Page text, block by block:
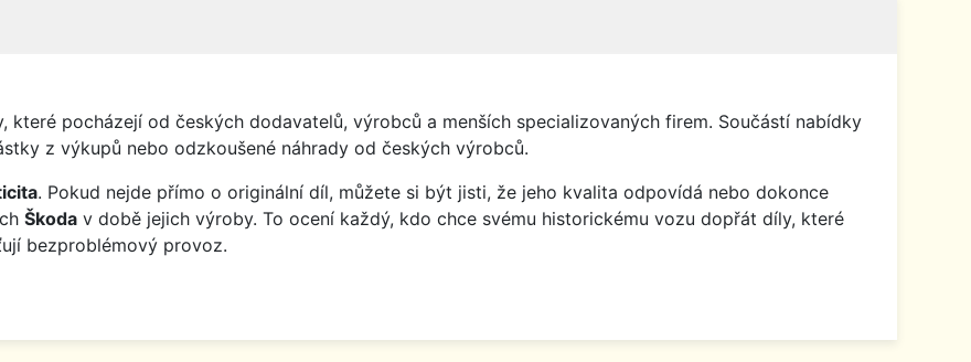
které pocházejí od českých dodavatelů, výrobců a menších specializovaných firem. Součástí nabídky
z výkupů nebo odzkoušené náhrady od českých výrobců.
. Pokud nejde přímo o originální díl, můžete si být jisti, že jeho kvalita odpovídá nebo dokonce
Škoda v době jejich výroby. To ocení každý, kdo chce svému historickému vozu dopřát díly, které
bezproblémový provoz.